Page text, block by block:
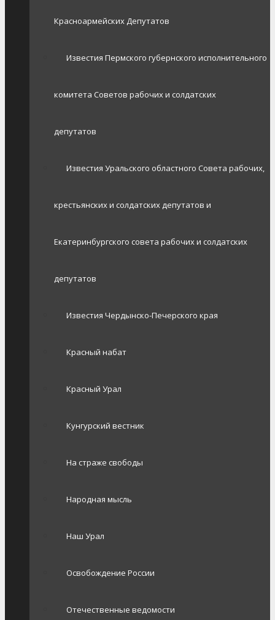
Красноармейских Депутатов
Известия Пермского губернского исполнительного
комитета Советов рабочих и солдатских
депутатов
Известия Уральского областного Совета рабочих,
крестьянских и солдатских депутатов и
Екатеринбургского совета рабочих и солдатских
депутатов
Известия Чердынско-Печерского края
Красный набат
Красный Урал
Кунгурский вестник
На страже свободы
Народная мысль
Наш Урал
Освобождение России
Отечественные ведомости